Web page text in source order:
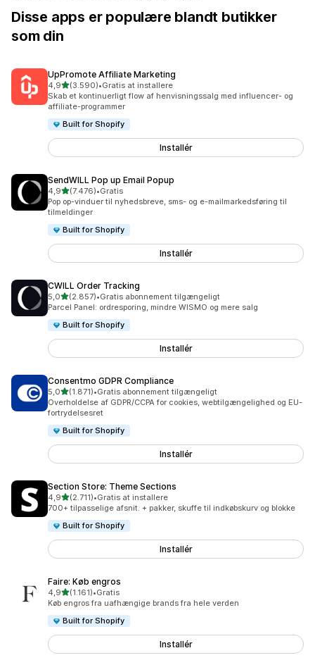
Disse apps er populære blandt butikker
som din
UpPromote Affiliate Marketing
4,9ud af 5 stjerner
(3.590)
3590 anmeldelser i alt
•Gratis at installere
Skab et kontinuerligt flow af henvisningssalg med influencer- og
affiliate-programmer
Built for Shopify
Installér
SendWILL Pop up Email Popup
4,9ud af 5 stjerner
(7.476)
7476 anmeldelser i alt
•Gratis
Pop op-vinduer til nyhedsbreve, sms- og e-mailmarkedsføring til
tilmeldinger
Built for Shopify
Installér
CWILL Order Tracking
5,0ud af 5 stjerner
(2.857)
2857 anmeldelser i alt
•Gratis abonnement tilgængeligt
Parcel Panel: ordresporing, mindre WISMO og mere salg
Built for Shopify
Installér
Consentmo GDPR Compliance
5,0ud af 5 stjerner
(1.871)
1871 anmeldelser i alt
•Gratis abonnement tilgængeligt
Overholdelse af GDPR/CCPA for cookies, webtilgængelighed og EU-
fortrydelsesret
Built for Shopify
Installér
Section Store: Theme Sections
4,9ud af 5 stjerner
(2.711)
2711 anmeldelser i alt
•Gratis at installere
700+ tilpasselige afsnit. + pakker, skuffe til indkøbskurv og blokke
Built for Shopify
Installér
Faire: Køb engros
4,9ud af 5 stjerner
(1.161)
1161 anmeldelser i alt
•Gratis
Køb engros fra uafhængige brands fra hele verden
Built for Shopify
Installér